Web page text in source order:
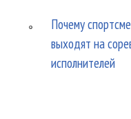
Почему
выходят на
исполнителей